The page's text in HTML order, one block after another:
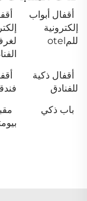
أقفال أبواب
إلكترونية
للمotel
أقفال ذكية
للفنادق
باب ذكي